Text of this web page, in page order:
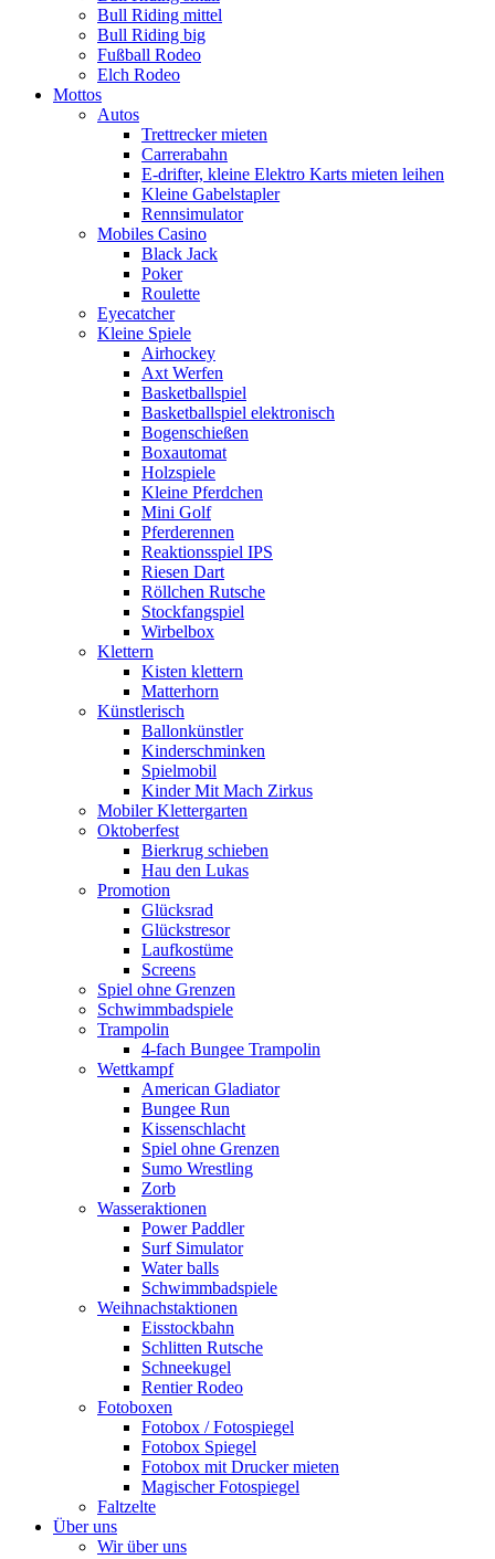
Bull Riding mittel
Bull Riding big
Fußball Rodeo
Elch Rodeo
Mottos
Autos
Trettrecker mieten
Carrerabahn
E-drifter, kleine Elektro Karts mieten leihen
Kleine Gabelstapler
Rennsimulator
Mobiles Casino
Black Jack
Poker
Roulette
Eyecatcher
Kleine Spiele
Airhockey
Axt Werfen
Basketballspiel
Basketballspiel elektronisch
Bogenschießen
Boxautomat
Holzspiele
Kleine Pferdchen
Mini Golf
Pferderennen
Reaktionsspiel IPS
Riesen Dart
Röllchen Rutsche
Stockfangspiel
Wirbelbox
Klettern
Kisten klettern
Matterhorn
Künstlerisch
Ballonkünstler
Kinderschminken
Spielmobil
Kinder Mit Mach Zirkus
Mobiler Klettergarten
Oktoberfest
Bierkrug schieben
Hau den Lukas
Promotion
Glücksrad
Glückstresor
Laufkostüme
Screens
Spiel ohne Grenzen
Schwimmbadspiele
Trampolin
4-fach Bungee Trampolin
Wettkampf
American Gladiator
Bungee Run
Kissenschlacht
Spiel ohne Grenzen
Sumo Wrestling
Zorb
Wasseraktionen
Power Paddler
Surf Simulator
Water balls
Schwimmbadspiele
Weihnachstaktionen
Eisstockbahn
Schlitten Rutsche
Schneekugel
Rentier Rodeo
Fotoboxen
Fotobox / Fotospiegel
Fotobox Spiegel
Fotobox mit Drucker mieten
Magischer Fotospiegel
Faltzelte
Über uns
Wir über uns